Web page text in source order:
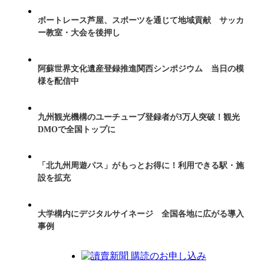
ボートレース芦屋、スポーツを通じて地域貢献 サッカ
ー教室・大会を後押し
阿蘇世界文化遺産登録推進関西シンポジウム 当日の模
様を配信中
九州観光機構のユーチューブ登録者が3万人突破！観光
DMOで全国トップに
「北九州周遊パス」がもっとお得に！利用できる駅・施
設を拡充
大学構内にデジタルサイネージ 全国各地に広がる導入
事例